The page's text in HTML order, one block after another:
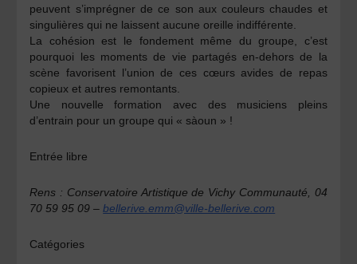
peuvent s’imprégner de ce son aux couleurs chaudes et
singulières qui ne laissent aucune oreille indifférente.
La cohésion est le fondement même du groupe, c’est
pourquoi les moments de vie partagés en-dehors de la
scène favorisent l’union de ces cœurs avides de repas
copieux et autres remontants.
Une nouvelle formation avec des musiciens pleins
d’entrain pour un groupe qui « sàoun » !
Entrée libre
Rens : Conservatoire Artistique de Vichy Communauté, 04
70 59 95 09 –bellerive.emm@ville-bellerive.com
Catégories